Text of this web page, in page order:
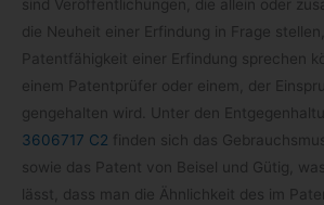
sind Ver­öf­fent­li­chun­gen, die allein oder
die Neu­heit einer Erfin­dung in Frage
Patent­fä­hig­keit einer Erfin­dung spre­chen
einem Patent­prü­fer oder einem, der
gen­ge­hal­ten wird. Unter den
3606717 C2 fin­den sich das
sowie das Patent von Bei­sel und Gütig,
lässt, dass man die Ähn­lich­keit des im